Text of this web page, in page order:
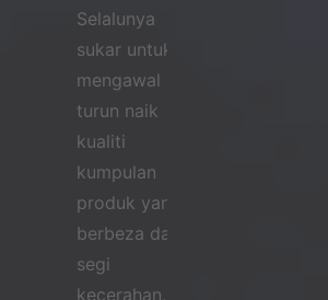
Selalunya
sukar untuk
mengawal
turun naik
kualiti
kumpulan
produk yang
berbeza dari
segi
kecerahan,